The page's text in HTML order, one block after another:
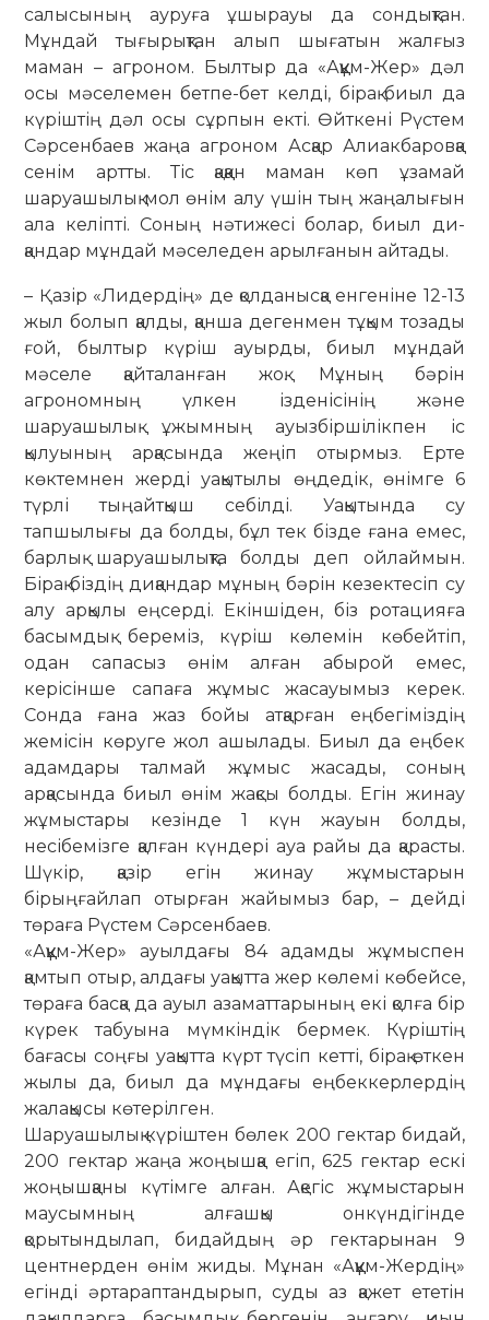
салысының ауруға ұшырауы да сон­дықтан.
Мұндай тығырықтан алып шы­­ғатын жалғыз
маман – агроном. Был­­тыр да «Аққұм-Жер» дәл
осы мә­селемен бетпе-бет келді, бірақ биыл да
кү­ріштің дәл осы сұрпын екті. Өйткені Рүс­тем
Сәрсенбаев жаңа агроном Ас­қар Алиакбаровқа
сенім артты. Тіс қақ­қан маман көп ұзамай
шаруашылық мол өнім алу үшін тың жаңалығын
ала келіпті. Соның нәтижесі болар, биыл ди­
қандар мұндай мәселеден арылғанын айтады.
– Қазір «Лидердің» де қолданысқа енгеніне 12-13
жыл болып қалды, қанша дегенмен тұқым тозады
ғой, былтыр күріш ауырды, биыл мұндай
мәселе қайталанған жоқ. Мұның бәрін
агрономның үлкен ізденісінің және
шаруашылық ұжымның ауызбіршілікпен іс
қылуының арқасында жеңіп отырмыз. Ерте
көктемнен жерді уақытылы өңдедік, өнімге 6
түрлі тыңайтқыш себілді. Уақытында су
тапшылығы да болды, бұл тек бізде ғана емес,
барлық шаруашылықта болды деп ойлаймын.
Бірақ біздің диқандар мұның бәрін кезектесіп су
алу арқылы еңсерді. Екіншіден, біз ротацияға
басымдық береміз, күріш көлемін көбейтіп,
одан сапасыз өнім алған абырой емес,
керісінше сапаға жұмыс жасауымыз керек.
Сонда ғана жаз бойы атқарған еңбегіміздің
жемісін көруге жол ашылады. Биыл да еңбек
адамдары талмай жұмыс жасады, соның
арқасында биыл өнім жақсы болды. Егін жинау
жұмыстары кезінде 1 күн жауын болды,
несібемізге қалған күндері ауа райы да қарасты.
Шүкір, қазір егін жинау жұмыстарын
бірыңғайлап отырған жайымыз бар, – дейді
төраға Рүстем Сәрсенбаев.
«Аққұм-Жер» ауылдағы 84 адамды жұмыспен
қамтып отыр, алдағы уақытта жер көлемі көбейсе,
төраға басқа да ауыл азаматтарының екі қолға бір
күрек табуына мүмкіндік бермек. Күріштің
бағасы соңғы уақытта күрт түсіп кетті, бірақ өткен
жылы да, биыл да мұндағы еңбеккерлердің
жалақысы көтерілген.
Шаруашылық күріштен бөлек 200 гектар бидай,
200 гектар жаңа жоңышқа егіп, 625 гектар ескі
жоңышқаны күтімге алған. Ақегіс жұмыстарын
маусымның алғашқы онкүндігінде
қорытындылап, бидайдың әр гектарынан 9
центнерден өнім жиды. Мұнан «Аққұм-Жердің»
егінді әртараптандырып, суды аз қажет ететін